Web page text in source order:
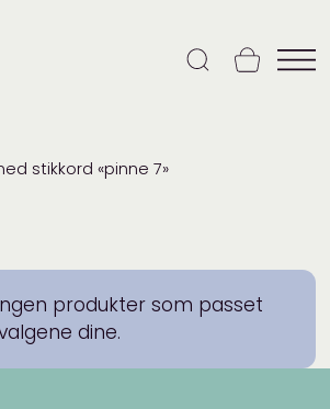
stikkord «pinne 7»
produkter som passet
dine.